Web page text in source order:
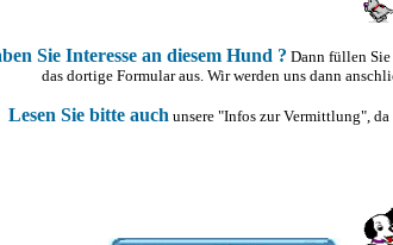
Sie Interesse an diesem Hund ? Dann füllen
das dortige Formular aus. Wir werden uns dann
Lesen Sie bitte auchunsere "Infos zur Vermittlung", da